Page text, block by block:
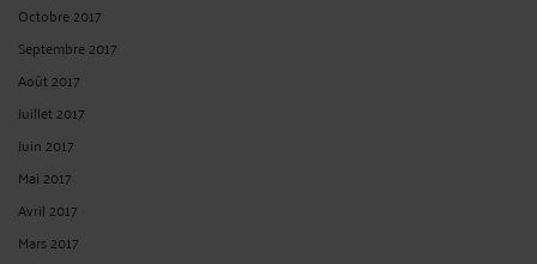
Octobre 2017
Septembre 2017
Août 2017
Juillet 2017
Juin 2017
Mai 2017
Avril 2017
Mars 2017